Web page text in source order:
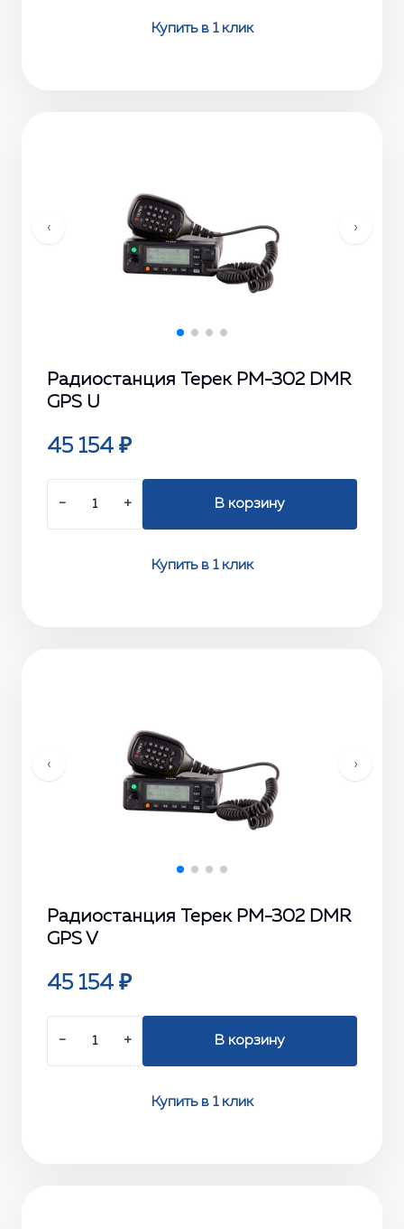
Купить в 1 клик
‹ ›
Радиостанция Терек РМ-302 DMR
GPS U
45 154 ₽
− + В корзину
Купить в 1 клик
‹ ›
Радиостанция Терек РМ-302 DMR
GPS V
45 154 ₽
− + В корзину
Купить в 1 клик